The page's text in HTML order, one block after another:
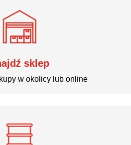
sklep
w okolicy lub online